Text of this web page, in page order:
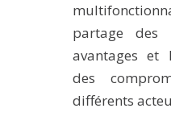
partage des
avantages et
des
différents